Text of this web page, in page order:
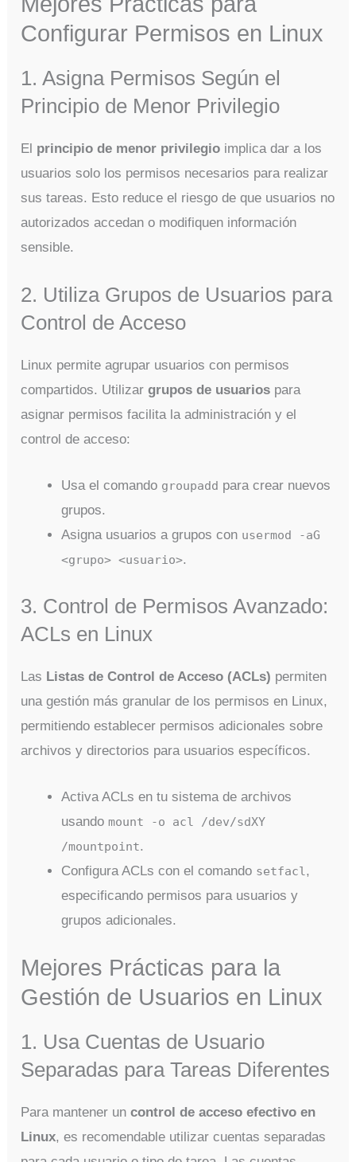
Configurar Permisos en Linux
1. Asigna Permisos Según el
Principio de Menor Privilegio
El principio de menor privilegio implica dar a los
usuarios solo los permisos necesarios para realizar
sus tareas. Esto reduce el riesgo de que usuarios no
autorizados accedan o modifiquen información
sensible.
2. Utiliza Grupos de Usuarios para
Control de Acceso
Linux permite agrupar usuarios con permisos
compartidos. Utilizargrupos de usuarios para
asignar permisos facilita la administración y el
control de acceso:
Usa el comando groupadd para crear nuevos
grupos.
Asigna usuarios a grupos con usermod -aG
<grupo> <usuario>.
3. Control de Permisos Avanzado:
ACLs en Linux
Las Listas de Control de Acceso (ACLs) permiten
una gestión más granular de los permisos en Linux,
permitiendo establecer permisos adicionales sobre
archivos y directorios para usuarios específicos.
Activa ACLs en tu sistema de archivos
usandomount -o acl /dev/sdXY
/mountpoint.
Configura ACLs con el comando setfacl,
especificando permisos para usuarios y
grupos adicionales.
Mejores Prácticas para la
Gestión de Usuarios en Linux
1. Usa Cuentas de Usuario
Separadas para Tareas Diferentes
Para mantener uncontrol de acceso efectivo en
Linux, es recomendable utilizar cuentas separadas